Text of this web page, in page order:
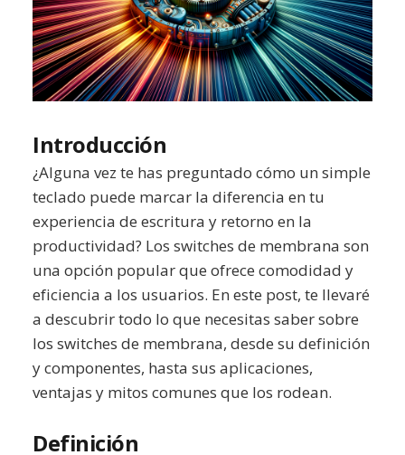
Introducción
¿Alguna vez te has preguntado cómo un simple
teclado puede marcar la diferencia en tu
experiencia de escritura y retorno en la
productividad? Los switches de membrana son
una opción popular que ofrece comodidad y
eficiencia a los usuarios. En este post, te llevaré
a descubrir todo lo que necesitas saber sobre
los switches de membrana, desde su definición
y componentes, hasta sus aplicaciones,
ventajas y mitos comunes que los rodean.
Definición